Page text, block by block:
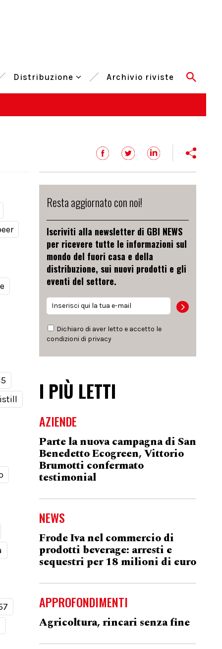
Distribuzione Archivio riviste
Resta aggiornato con noi!
Iscriviti alla newsletter di GBI NEWS
per ricevere tutte le informazioni sul
mondo del fuori casa e della
distribuzione, sui nuovi prodotti e gli
eventi del settore.
Dichiaro di aver letto e accetto le
condizioni di privacy
I PIÙ LETTI
AZIENDE
Parte la nuova campagna di San
Benedetto Ecogreen, Vittorio
Brumotti confermato
testimonial
NEWS
Frode Iva nel commercio di
prodotti beverage: arresti e
sequestri per 18 milioni di euro
APPROFONDIMENTI
Agricoltura, rincari senza fine